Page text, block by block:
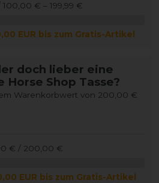
€ – 199,99 €
EUR bis zum Gratis-Artikel
doch lieber eine
Horse Shop Tasse?
Warenkorbwert von 200,00 €
€ / 200,00 €
EUR bis zum Gratis-Artikel